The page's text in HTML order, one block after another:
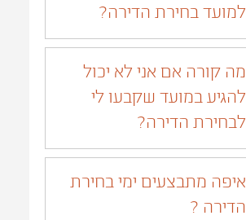
למועד בחירת הדירה?
מה קורה אם אני לא יכול
להגיע במועד שקבעו לי
לבחירת הדירה?
איפה מתבצעים ימי בחירת
הדירה ?